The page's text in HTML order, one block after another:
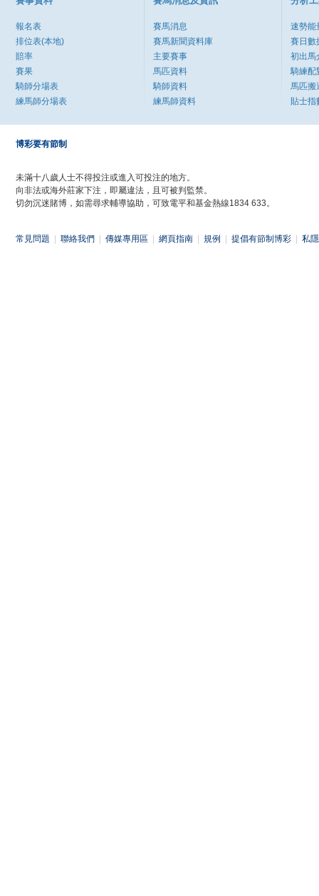
報名表
排位表(本地)
賠率
賽果
騎師分場表
練馬師分場表
賽馬消息
賽馬新聞資料庫
主要賽事
馬匹資料
騎師資料
練馬師資料
速勢能
賽日數
初出馬
騎練配
馬匹搬
貼士指
博彩要有節制
未滿十八歲人士不得投注或進入可投注的地方。
向非法或海外莊家下注，即屬違法，且可被判監禁。
切勿沉迷賭博，如需尋求輔導協助，可致電平和基金熱線1834 633。
常見問題 聯絡我們 傳媒專用區 網頁指南 規例 提倡有節制博彩 私